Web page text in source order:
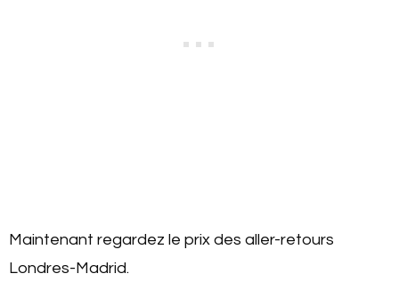
Maintenant regardez le prix des aller-retours
Londres-Madrid.